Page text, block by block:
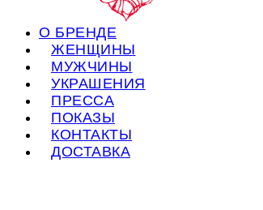
О БРЕНДЕ
ЖЕНЩИНЫ
МУЖЧИНЫ
УКРАШЕНИЯ
ПРЕССА
ПОКАЗЫ
КОНТАКТЫ
ДОСТАВКА